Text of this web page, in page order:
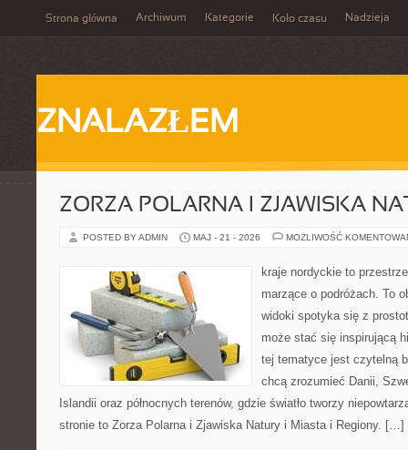
Strona główna Archiwum Kategorie Koło czasu Nadzieja
ZNALAZŁEM
ZORZA POLARNA I ZJAWISKA
POSTED BY ADMIN MAJ - 21 - 2026 MOŻLIWOŚĆ
kraje nordyckie to
marzące o podróżach. To
widoki spotyka się z
może stać się inspirującą
tej tematyce jest czytelną
chcą zrozumieć Danii,
Islandii oraz północnych terenów, gdzie światło tworzy
stronie to Zorza Polarna i Zjawiska Natury i Miasta i Regiony. […]